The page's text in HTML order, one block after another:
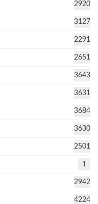
2920
3127
2291
2651
3643
3631
3684
3630
2501
1
2942
4224